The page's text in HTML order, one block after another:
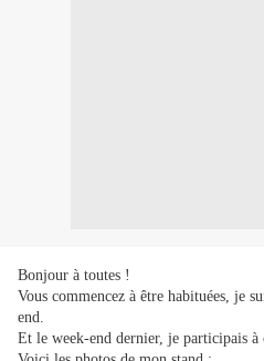
Bonjour à toutes !
Vous commencez à être habituées, je
end.
Et le week-end dernier, je participais